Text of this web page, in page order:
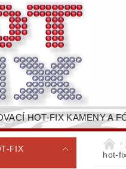
HOT-FIX KAMENY A
ŘETĚZY / ŠTASOVÉ
VYŠÍVÁNÍ - VYSIVACI.CZ
FIX
hot-